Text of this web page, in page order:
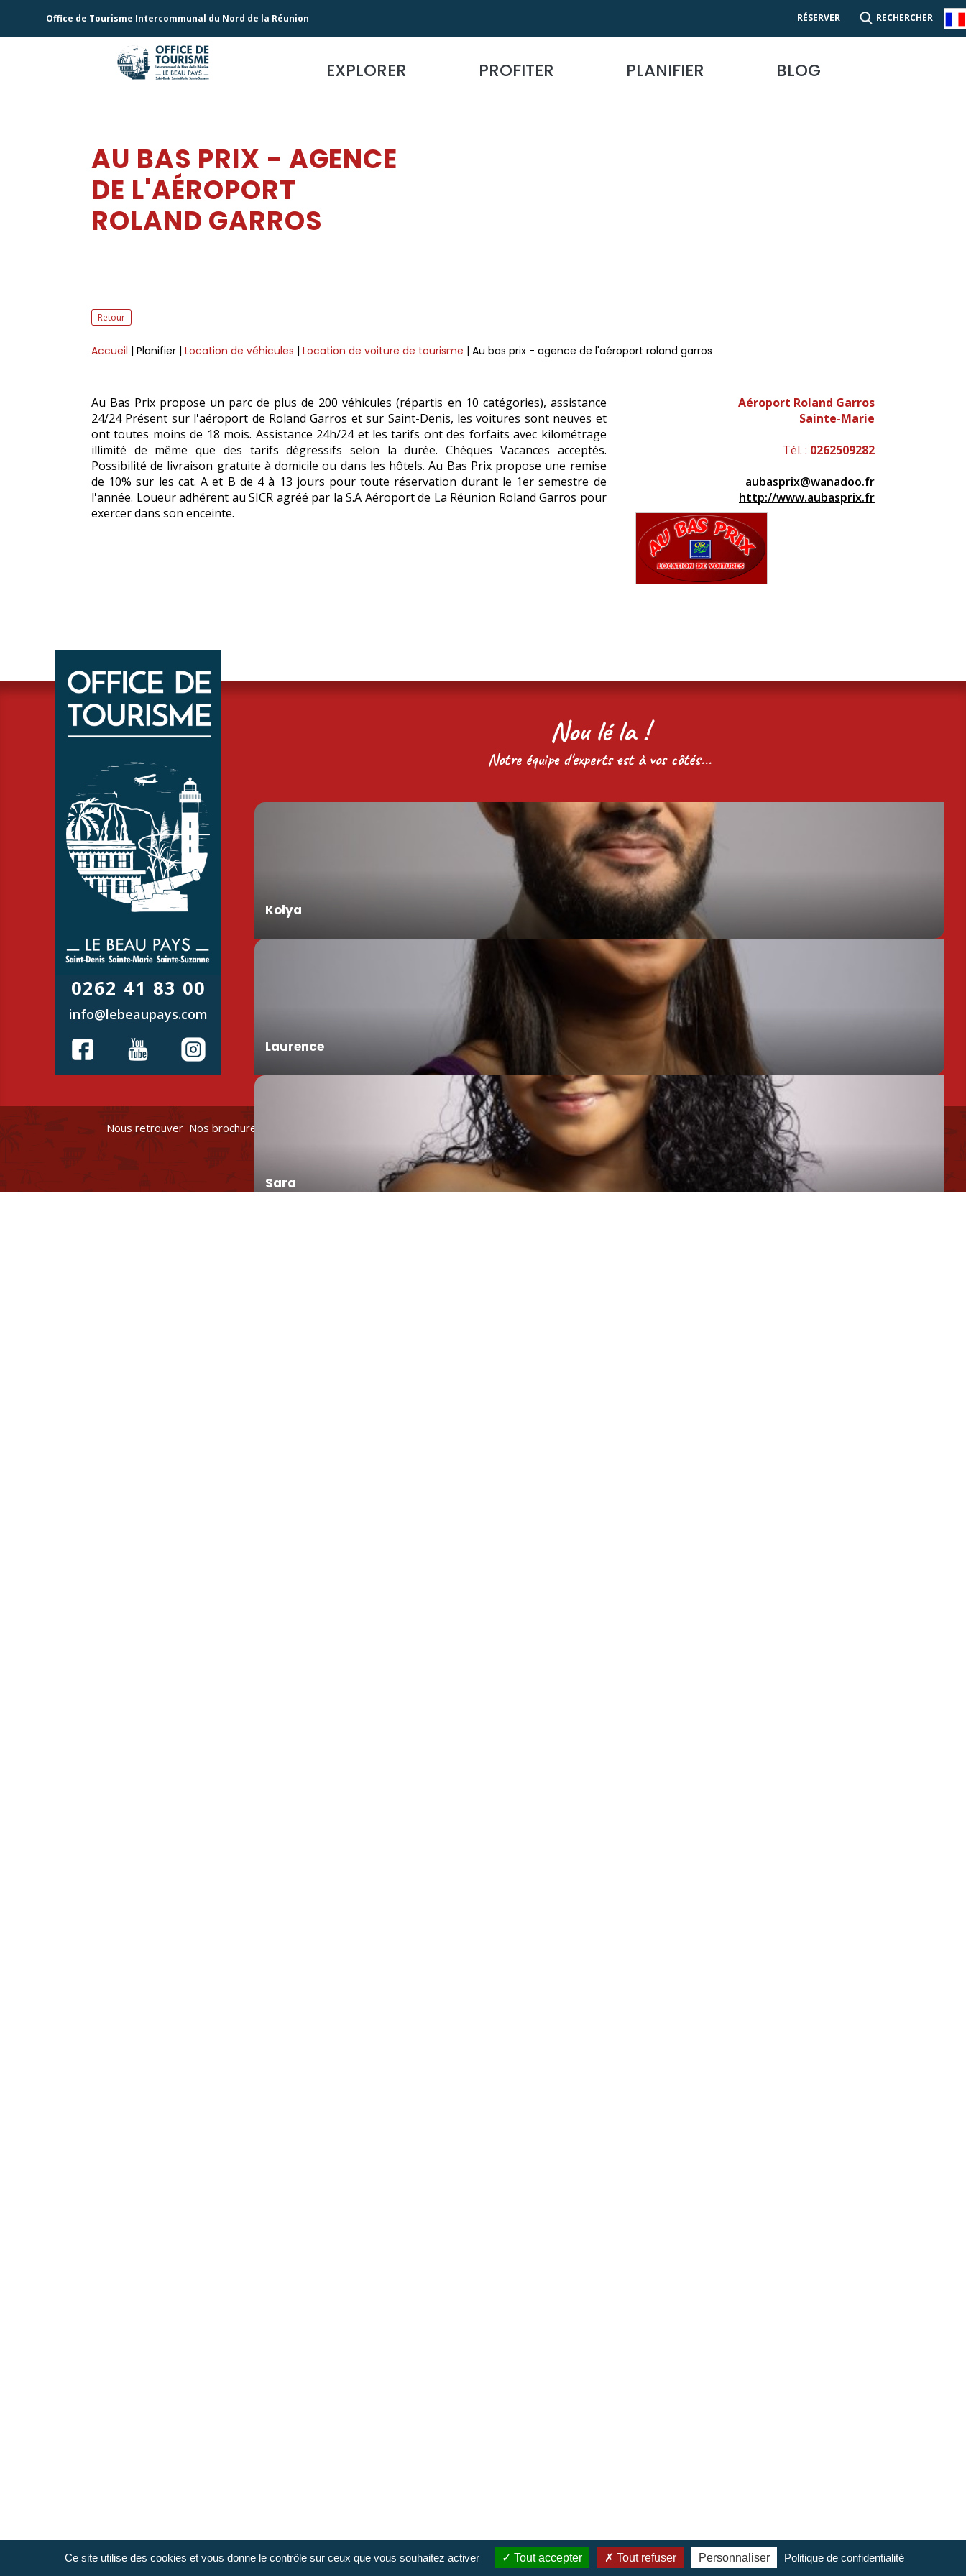
Office de Tourisme Intercommunal du Nord de la Réunion RÉSERVER RECHERCHER
EXPLORER PROFITER PLANIFIER BLOG
AU BAS PRIX - AGENCE
DE L'AÉROPORT
ROLAND GARROS
Retour
Accueil | Planifier | Location de véhicules | Location de voiture de tourisme | Au bas prix - agence de l'aéroport roland garros
Au Bas Prix propose un parc de plus de 200 véhicules (répartis en 10 catégories), assistance
24/24 Présent sur l'aéroport de Roland Garros et sur Saint-Denis, les voitures sont neuves et
ont toutes moins de 18 mois. Assistance 24h/24 et les tarifs ont des forfaits avec kilométrage
illimité de même que des tarifs dégressifs selon la durée. Chèques Vacances acceptés.
Possibilité de livraison gratuite à domicile ou dans les hôtels. Au Bas Prix propose une remise
de 10% sur les cat. A et B de 4 à 13 jours pour toute réservation durant le 1er semestre de
l'année. Loueur adhérent au SICR agréé par la S.A Aéroport de La Réunion Roland Garros pour
exercer dans son enceinte.
Aéroport Roland Garros
Sainte-Marie
Tél. : 0262509282
aubasprix@wanadoo.fr
http://www.aubasprix.fr
0262 41 83 00
info@lebeaupays.com
Nou lé la !
Notre équipe d'experts est à vos côtés...
Kolya
Laurence
Chargée de Mission Produits / Evénementiels
Sara
Nous retrouver Nos brochures et plans Politique environnementale Politique de confidentialité Politique d'utilisation des cookies Mentions légales
Plan du site
Ce site utilise des cookies et vous donne le contrôle sur ceux que vous souhaitez activer Tout accepter Tout refuser Personnaliser Politique de confidentialité